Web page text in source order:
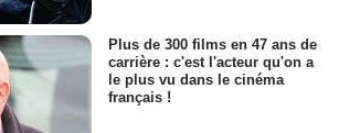
Plus de 300 films en 47 ans de
carrière : c'est l'acteur qu'on a
le plus vu dans le cinéma
français !